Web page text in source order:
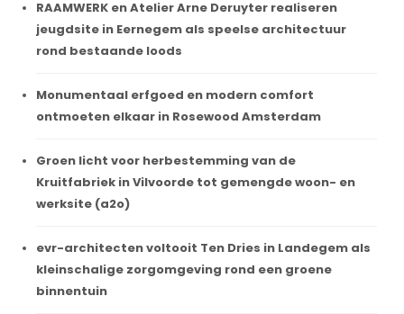
RAAMWERK en Atelier Arne Deruyter realiseren
jeugdsite in Eernegem als speelse architectuur
rond bestaande loods
Monumentaal erfgoed en modern comfort
ontmoeten elkaar in Rosewood Amsterdam
Groen licht voor herbestemming van de
Kruitfabriek in Vilvoorde tot gemengde woon- en
werksite (a2o)
evr-architecten voltooit Ten Dries in Landegem als
kleinschalige zorgomgeving rond een groene
binnentuin